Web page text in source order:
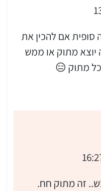
סופית אם להכין את
מתוק או ממש
מתוק 😑
זה מתוק חח.